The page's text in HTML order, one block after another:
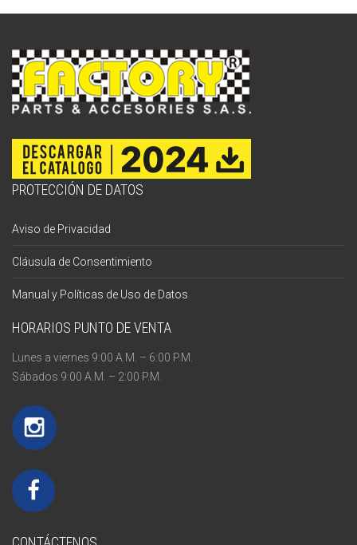
PROTECCIÓN DE DATOS
Aviso de Privacidad
Cláusula de Consentimiento
Manual y Políticas de Uso de Datos
HORARIOS PUNTO DE VENTA
Lunes a viernes 9:00 A.M. – 6:00 P.M.
Sábados 9:00 A.M. – 2:00 P.M.